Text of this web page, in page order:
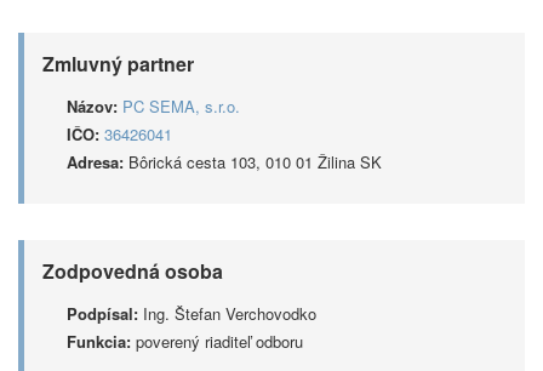
Zmluvný partner
Názov: PC SEMA, s.r.o.
IČO: 36426041
Adresa: Bôrická cesta 103, 010 01 Žilina SK
Zodpovedná osoba
Podpísal: Ing. Štefan Verchovodko
Funkcia: poverený riaditeľ odboru